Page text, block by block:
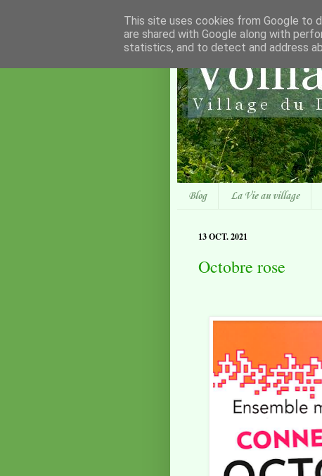
Blog La Vie au village
13 OCT. 2021
Octobre rose
This site uses cookies from Google to
are shared with Google along with
statistics, and to detect and address